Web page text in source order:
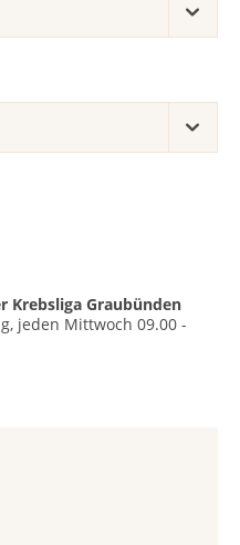
Krebsliga Graubünden
jeden Mittwoch 09.00 -